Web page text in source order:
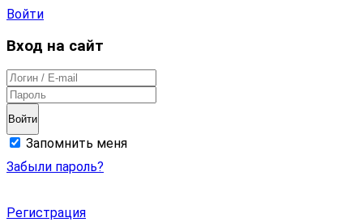
Войти
Вход на сайт
Войти
Запомнить меня
Забыли пароль?
Регистрация